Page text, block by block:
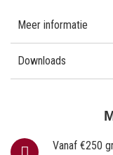
Vanaf €250
Meer informatie
Downloads